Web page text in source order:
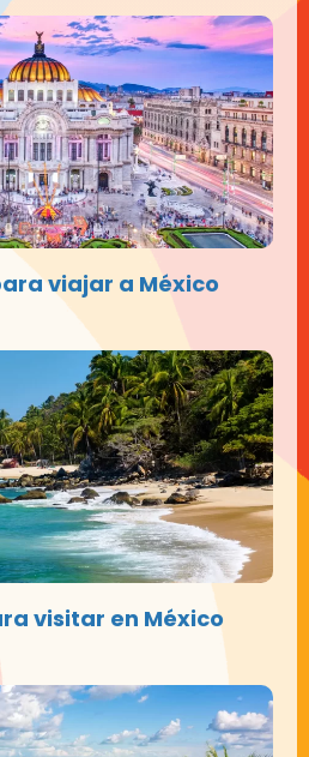
viajar a México
visitar en México